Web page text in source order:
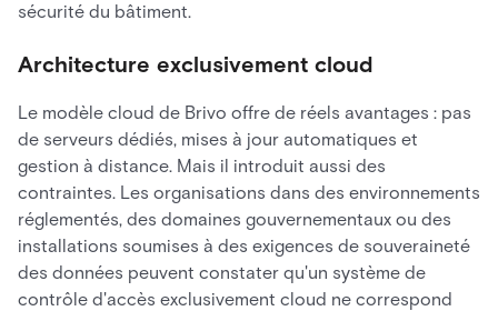
sécurité du bâtiment.
Architecture exclusivement cloud
Le modèle cloud de Brivo offre de réels avantages : pas
de serveurs dédiés, mises à jour automatiques et
gestion à distance. Mais il introduit aussi des
contraintes. Les organisations dans des environnements
réglementés, des domaines gouvernementaux ou des
installations soumises à des exigences de souveraineté
des données peuvent constater qu'un système de
contrôle d'accès exclusivement cloud ne correspond